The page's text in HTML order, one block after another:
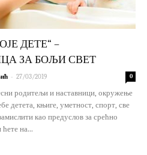
ДЕТЕ“ –
ЗА БОЉИ СВЕТ
- 27/03/2019 0
родитељи и наставници, окружење
детета, књиге, уметност, спорт, све
као предуслов за срећно
на...